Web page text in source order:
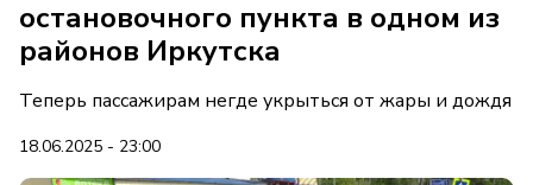
остановочного пункта в одном из
районов Иркутска
Теперь пассажирам негде укрыться от жары и дождя
18.06.2025 - 23:00